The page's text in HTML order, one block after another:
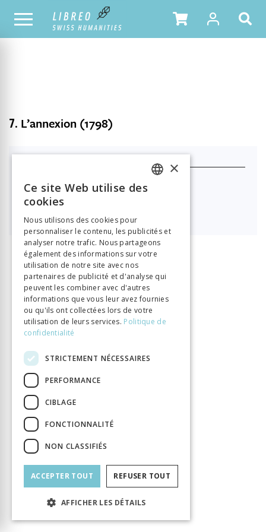
NOTRE CATALOGUE TABLE DES MATIÈRES
7. L’annexion (1798)
PDF à télécharger
INFORMATION
Auteur
Chenevière Guillaume
Éditeur
Labor et Fides
9782830914498
Langue
Français
Parution
15 févr. 2012
Thème
Lumières
Format
Type de livre
ITALIAN
×
Ce site Web utilise des
cookies
Nous utilisons des cookies pour
personnaliser le contenu, les publicités et
analyser notre trafic. Nous partageons
également des informations sur votre
utilisation de notre site avec nos
partenaires de publicité et d'analyse qui
peuvent les combiner avec d'autres
informations que vous leur avez fournies
ou qu'ils ont collectées lors de votre
utilisation de leurs services. Politique de
confidentialité
STRICTEMENT NÉCESSAIRES
PERFORMANCE
CIBLAGE
FONCTIONNALITÉ
NON CLASSIFIÉS
ACCEPTER TOUT REFUSER TOUT
AFFICHER LES DÉTAILS